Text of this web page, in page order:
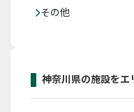
その他
神奈川県の施設をエ